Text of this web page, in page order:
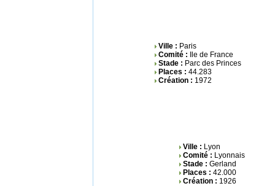
Ville : Paris
Comité : Ile de France
Stade : Parc des Princes
Places : 44.283
Création : 1972
Ville : Lyon
Comité : Lyonnais
Stade : Gerland
Places : 42.000
Création : 1926